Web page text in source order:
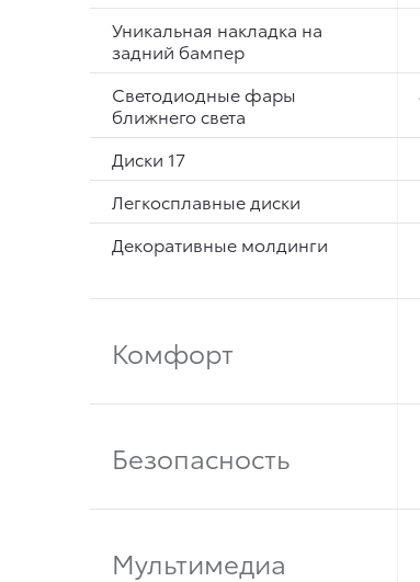
Уникальная накладка на
задний бампер
Светодиодные фары
ближнего света
Диски 17
Легкосплавные диски
Декоративные молдинги
Комфорт
Безопасность
Мультимедиа